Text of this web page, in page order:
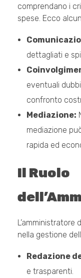
comprendano i
spese. Ecco
dettagliati e
eventuali
confronto
Mediazione:
mediazione
rapida ed
Il Ruolo
nella gestione
Redazione
e trasparenti.